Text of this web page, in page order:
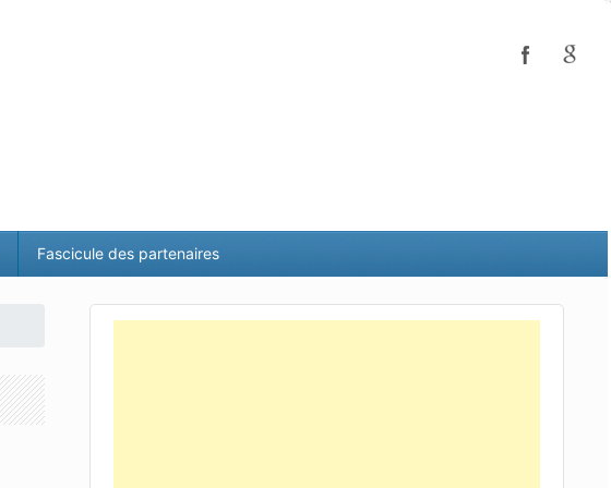
Fascicule des partenaires